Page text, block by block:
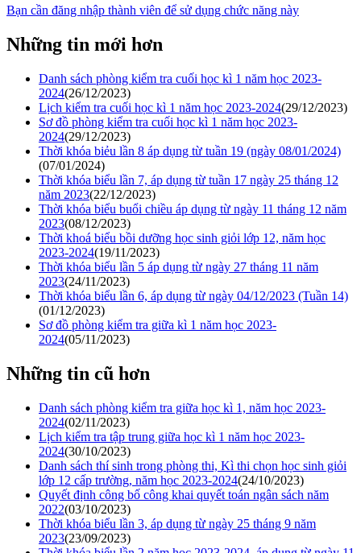
Bạn cần đăng nhập thành viên để sử dụng chức năng này
Những tin mới hơn
Danh sách phòng kiểm tra cuối học kì 1 năm học 2023-
2024(26/12/2023)
Lịch kiểm tra cuối học kì 1 năm học 2023-2024(29/12/2023)
Sơ đồ phòng kiểm tra cuối học kì 1 năm học 2023-
2024(29/12/2023)
Thời khóa biẻu lần 8 áp dụng từ tuần 19 (ngày 08/01/2024)
(07/01/2024)
Thời khóa biểu lần 7, áp dụng từ tuần 17 ngày 25 tháng 12
năm 2023(22/12/2023)
Thời khóa biểu buổi chiều áp dụng từ ngày 11 tháng 12 năm
2023(08/12/2023)
Thời khoá biểu bồi dưỡng học sinh giỏi lớp 12, năm học
2023-2024(19/11/2023)
Thời khóa biểu lần 5 áp dụng từ ngày 27 tháng 11 năm
2023(24/11/2023)
Thời khóa biểu lần 6, áp dụng từ ngày 04/12/2023 (Tuần 14)
(01/12/2023)
Sơ đồ phòng kiểm tra giữa kì 1 năm học 2023-
2024(05/11/2023)
Những tin cũ hơn
Danh sách phòng kiểm tra giữa học kì 1, năm học 2023-
2024(02/11/2023)
Lịch kiểm tra tập trung giữa học kì 1 năm học 2023-
2024(30/10/2023)
Danh sách thí sinh trong phòng thi, Kì thi chọn học sinh giỏi
lớp 12 cấp trường, năm học 2023-2024(24/10/2023)
Quyết định công bố công khai quyết toán ngân sách năm
2022(03/10/2023)
Thời khóa biểu lần 3, áp dụng từ ngày 25 tháng 9 năm
2023(23/09/2023)